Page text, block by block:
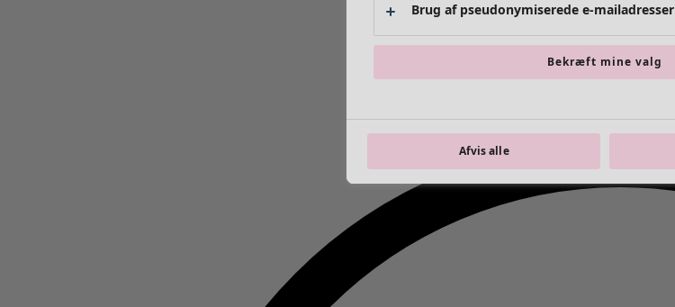
Brug af pseudonymiserede e-mailadresser
Bekræft mine valg
Afvis alle